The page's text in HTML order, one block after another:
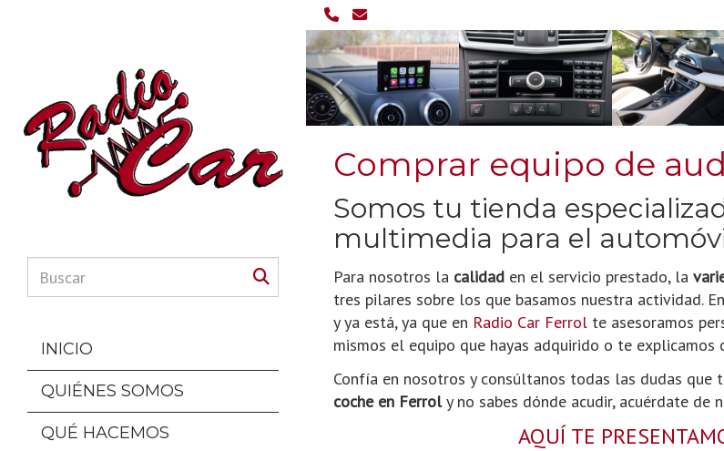
Anterior
INICIO
QUIÉNES SOMOS
QUÉ HACEMOS
Comprar equipo de
Somos tu tienda
multimedia para el
Para nosotros la calidaden el servicio prestado, la
tres pilares sobre los que basamos nuestra actividad. En
y ya está, ya que en Radio Car Ferrolte asesoramos
mismos el equipo que hayas adquirido o te
Confía en nosotros y consúltanos todas las dudas que
coche en Ferroly no sabes dónde acudir, acuérdate de
AQUÍ TE